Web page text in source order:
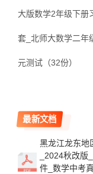
大版数学2年级下册
套_北师大数学二年
元测试（32份）
最新文档
黑龙江龙东地
_2024秋改
件_数学中考